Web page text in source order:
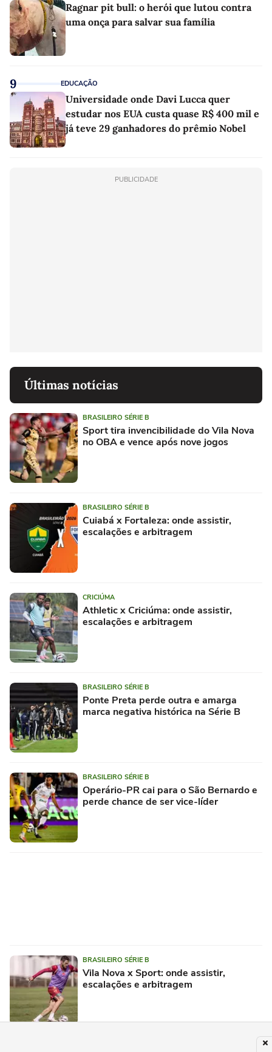
Ragnar pit bull: o herói que lutou contra
uma onça para salvar sua família
9 EDUCAÇÃO
Universidade onde Davi Lucca quer
estudar nos EUA custa quase R$ 400 mil e
já teve 29 ganhadores do prêmio Nobel
PUBLICIDADE
Últimas notícias
BRASILEIRO SÉRIE B
Sport tira invencibilidade do Vila Nova
no OBA e vence após nove jogos
BRASILEIRO SÉRIE B
Cuiabá x Fortaleza: onde assistir,
escalações e arbitragem
CRICIÚMA
Athletic x Criciúma: onde assistir,
escalações e arbitragem
BRASILEIRO SÉRIE B
Ponte Preta perde outra e amarga
marca negativa histórica na Série B
BRASILEIRO SÉRIE B
Operário-PR cai para o São Bernardo e
perde chance de ser vice-líder
BRASILEIRO SÉRIE B
Vila Nova x Sport: onde assistir,
escalações e arbitragem